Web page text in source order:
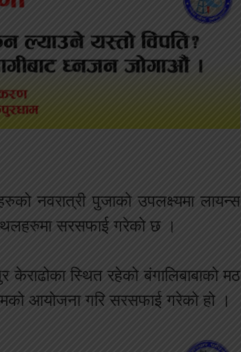
नवरात्री पुजाको उपलक्ष्यमा लायन्स
सरसफाई गरेको छ ।
केराढोका स्थित रहेको बंगालिबाबाको मठ
आयोजना गरि सरसफाई गरेको हो ।